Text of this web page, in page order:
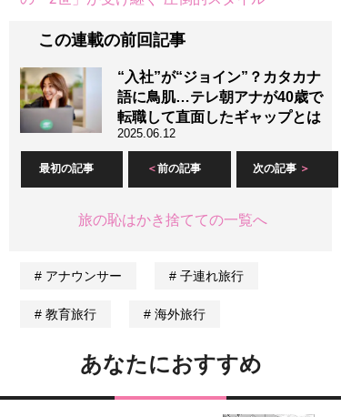
この連載の前回記事
“入社”が“ジョイン”？カタカナ
語に鳥肌…テレ朝アナが40歳で
転職して直面したギャップとは
2025.06.12
最初の記事 前の記事 次の記事
旅の恥はかき捨てての一覧へ
アナウンサー 子連れ旅行
教育旅行 海外旅行
あなたにおすすめ